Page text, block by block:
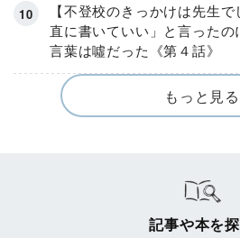
【不登校のきっかけは先生
直に書いていい」と言った
言葉は噓だった《第４話》
もっと見る
記事や本を